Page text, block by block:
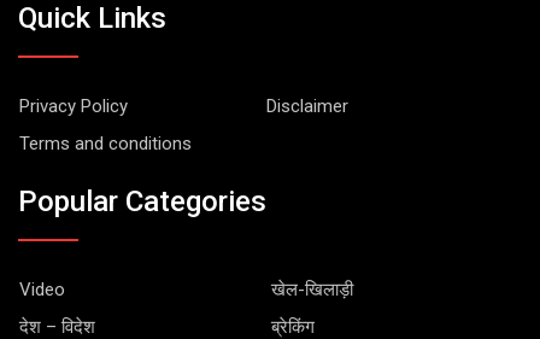
Quick Links
Privacy Policy
Disclaimer
Terms and conditions
Popular Categories
Video
खेल-खिलाड़ी
देश – विदेश
ब्रेकिंग